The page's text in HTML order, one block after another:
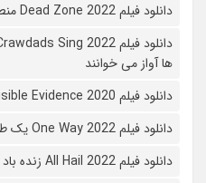
دانلود فیلم 2022 Dead Zone منطقه مرده
ها آواز می خوانند
دانلود فیلم 2020 Invisible Evidence گواه نامرئی
دانلود فیلم One Way 2022 یک طرفه
دانلود فیلم All Hail 2022 زنده باد